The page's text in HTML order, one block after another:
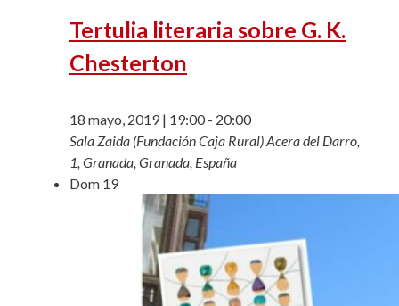
Tertulia literaria sobre G. K.
Chesterton
18 mayo, 2019 | 19:00- 20:00
Sala Zaida (Fundación Caja Rural)Acera del Darro,
1, Granada, Granada, España
Dom 19